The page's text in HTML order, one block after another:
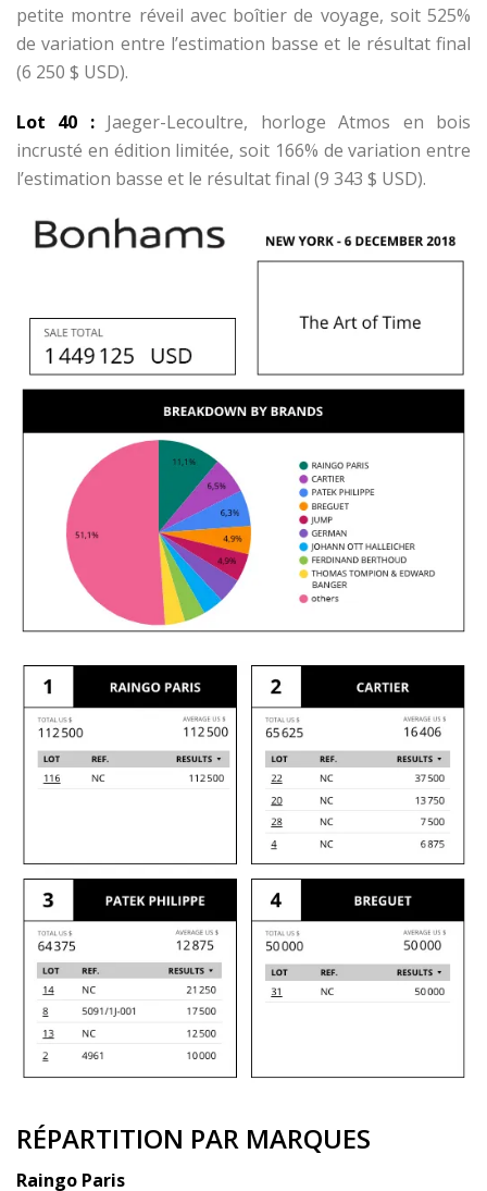
petite montre réveil avec boîtier de voyage, soit 525%
de variation entre l’estimation basse et le résultat final
(6 250 $ USD).
Lot 40 :Jaeger-Lecoultre, horloge Atmos en bois
incrusté en édition limitée, soit 166% de variation entre
l’estimation basse et le résultat final (9 343 $ USD).
RÉPARTITION PAR MARQUES
Raingo Paris